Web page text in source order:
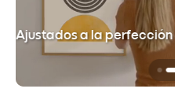
Ajustados a la perfección